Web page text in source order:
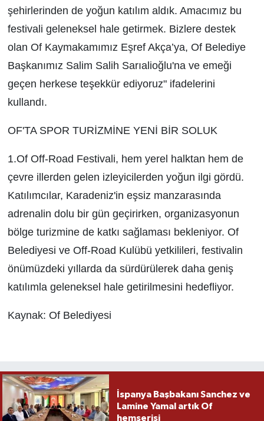
şehirlerinden de yoğun katılım aldık. Amacımız bu
festivali geleneksel hale getirmek. Bizlere destek
olan Of Kaymakamımız Eşref Akça’ya, Of Belediye
Başkanımız Salim Salih Sarıalioğlu'na ve emeği
geçen herkese teşekkür ediyoruz" ifadelerini
kullandı.
OF'TA SPOR TURİZMİNE YENİ BİR SOLUK
1.Of Off-Road Festivali, hem yerel halktan hem de
çevre illerden gelen izleyicilerden yoğun ilgi gördü.
Katılımcılar, Karadeniz'in eşsiz manzarasında
adrenalin dolu bir gün geçirirken, organizasyonun
bölge turizmine de katkı sağlaması bekleniyor. Of
Belediyesi ve Off-Road Kulübü yetkilileri, festivalin
önümüzdeki yıllarda da sürdürülerek daha geniş
katılımla geleneksel hale getirilmesini hedefliyor.
Kaynak: Of Belediyesi
İspanya Başbakanı Sanchez ve
Lamine Yamal artık Of
hemşerisi